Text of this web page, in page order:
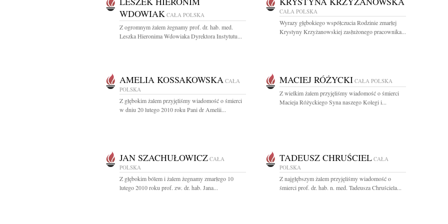
WDOWIAK CAŁA POLSKA
Z ogromnym żalem żegnamy prof. dr. hab. med.
Leszka Hieronima Wdowiaka Dyrektora Instytutu...
CAŁA POLSKA
Wyrazy głębokiego współczucia Rodzinie zmarłej
Krystyny Krzyżanowskiej zasłużonego pracownika...
AMELIA KOSSAKOWSKA CAŁA
POLSKA
Z głębokim żalem przyjęliśmy wiadomość o śmierci
w dniu 20 lutego 2010 roku Pani dr Amelii...
MACIEJ RÓŻYCKI CAŁA POLSKA
Z wielkim żalem przyjęliśmy wiadomość o śmierci
Macieja Różyckiego Syna naszego Kolegi i...
JAN SZACHUŁOWICZ CAŁA
POLSKA
Z głębokim bólem i żalem żegnamy zmarłego 10
lutego 2010 roku prof. zw. dr. hab. Jana...
TADEUSZ CHRUŚCIEL CAŁA
POLSKA
Z najgłębszym żalem przyjęliśmy wiadomość o
śmierci prof. dr. hab. n. med. Tadeusza Chruściela...